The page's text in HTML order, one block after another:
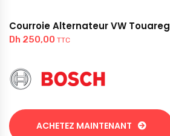
Courroie Alternateur VW Touareg
Dh 250,00 TTC
ACHETEZ MAINTENANT